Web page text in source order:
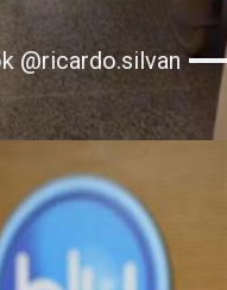
@ricardo.silvan